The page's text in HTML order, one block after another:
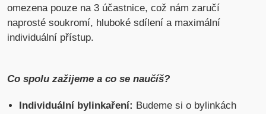
omezena pouze na 3 účastnice, což nám zaručí
naprosté soukromí, hluboké sdílení a maximální
individuální přístup.
Co spolu zažijeme a co se naučíš?
Individuální bylinkaření: Budeme si o bylinkách